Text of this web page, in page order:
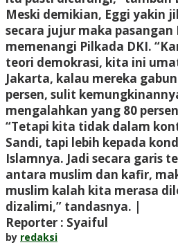
Meski demikian, Eggi yakin
secara jujur maka pasangan
memenangi Pilkada DKI.
teori demokrasi, kita ini
Jakarta, kalau mereka
persen, sulit
mengalahkan yang 80
“Tetapi kita tidak dalam
Sandi, tapi lebih kepada
Islamnya. Jadi secara garis
antara muslim dan kafir,
muslim kalah kita merasa
dizalimi,” tandasnya. |
Reporter : Syaiful
by redaksi